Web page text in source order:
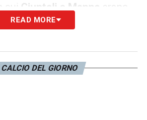
cui
Giuntoli e Manna
da vicino. Possibile
cui i bianconeri capiranno
sarà il vero obiettivo
READ MORE
DEL GIORNO